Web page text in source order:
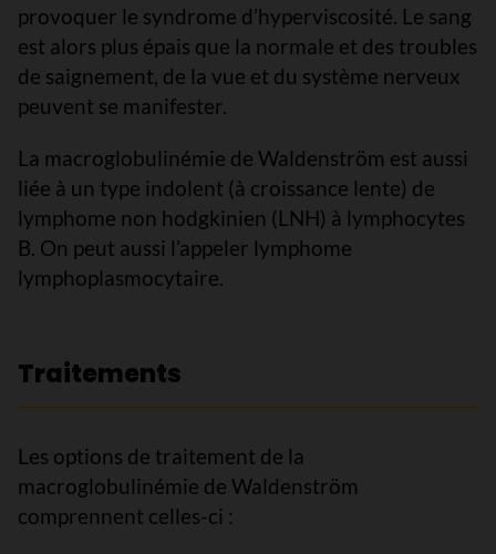
provoquer le syndrome d’hyperviscosité. Le sang
est alors plus épais que la normale et des troubles
de saignement, de la vue et du système nerveux
peuvent se manifester.
La macroglobulinémie de Waldenström est aussi
liée à un type indolent (à croissance lente) de
lymphome non hodgkinien (LNH) à lymphocytes
B. On peut aussi l’appeler lymphome
lymphoplasmocytaire.
Traitements
Les options de traitement de la
macroglobulinémie de Waldenström
comprennent celles-ci :